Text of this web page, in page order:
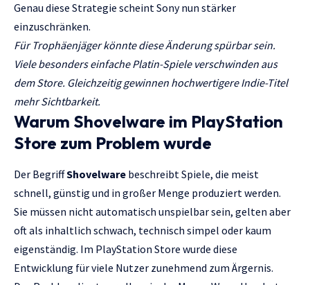
Genau diese Strategie scheint Sony nun stärker
einzuschränken.
Für Trophäenjäger könnte diese Änderung spürbar sein.
Viele besonders einfache Platin-Spiele verschwinden aus
dem Store. Gleichzeitig gewinnen hochwertigere Indie-Titel
mehr Sichtbarkeit.
Warum Shovelware im PlayStation
Store zum Problem wurde
Der BegriffShovelware beschreibt Spiele, die meist
schnell, günstig und in großer Menge produziert werden.
Sie müssen nicht automatisch unspielbar sein, gelten aber
oft als inhaltlich schwach, technisch simpel oder kaum
eigenständig. Im PlayStation Store wurde diese
Entwicklung für viele Nutzer zunehmend zum Ärgernis.